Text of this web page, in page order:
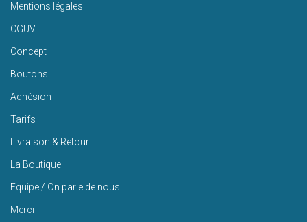
Mentions légales
CGUV
Concept
Boutons
Adhésion
Tarifs
Livraison & Retour
La Boutique
Equipe / On parle de nous
Merci